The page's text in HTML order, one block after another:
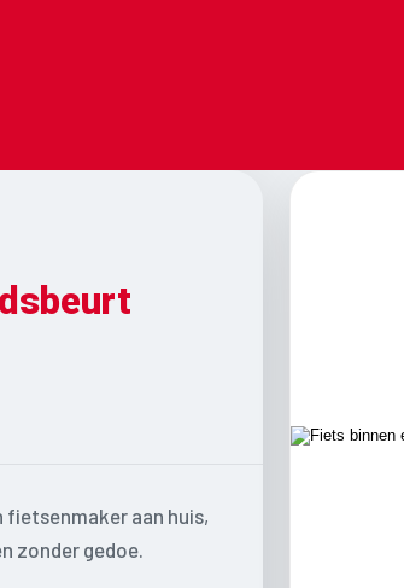
fietsenmaker aan huis,
zonder gedoe.